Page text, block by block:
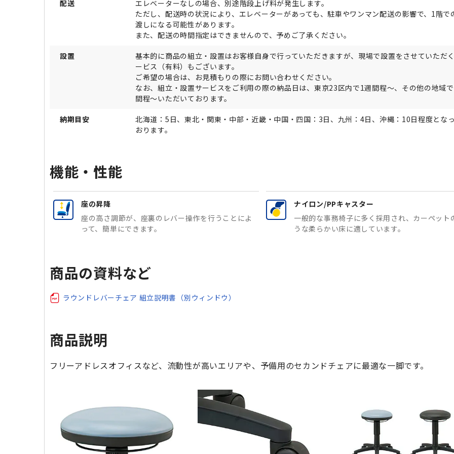
配送
エレベーターなしの場合、別途階段上げ料が発生します。
ただし、配送時の状況により、エレベーターがあっても、駐車やワンマン配送の影響で、1階で
渡しになる可能性があります。
また、配送の時間指定はできませんので、予めご了承ください。
設置
基本的に商品の組立・設置はお客様自身で行っていただきますが、現場で設置をさせていただ
ービス（有料）もございます。
ご希望の場合は、お見積もりの際にお問い合わせください。
なお、組立・設置サービスをご利用の際の納品日は、東京23区内で1週間程～、その他の地域
間程～いただいております。
納期目安
北海道：5日、東北・関東・中部・近畿・中国・四国：3日、九州：4日、沖縄：10日程度とな
おります。
機能・性能
座の昇降
座の高さ調節が、座裏のレバー操作を行うことによ
って、簡単にできます。
ナイロン/PPキャスター
一般的な事務椅子に多く採用され、カーペット
うな柔らかい床に適しています。
商品の資料など
ラウンドレバーチェア 組立説明書（別ウィンドウ）
商品説明
フリーアドレスオフィスなど、流動性が高いエリアや、予備用のセカンドチェアに最適な一脚です。